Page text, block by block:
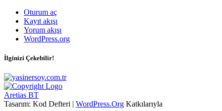
Oturum aç
Kayıt akışı
Yorum akışı
WordPress.org
İlginizi Çekebilir!
Aretias BT
Tasarım: Kod Defteri | WordPress.Org Katkılarıyla